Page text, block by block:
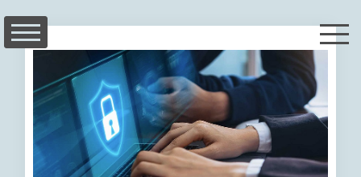
content